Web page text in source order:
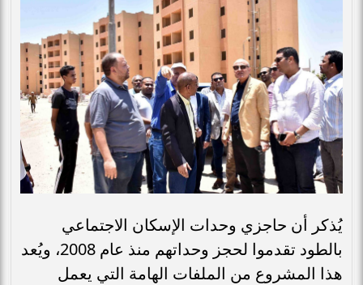
يُذكر أن حاجزي وحدات الإسكان الاجتماعي
بالطود تقدموا لحجز وحداتهم منذ عام 2008، ويُعد
هذا المشروع من الملفات الهامة التي يعمل